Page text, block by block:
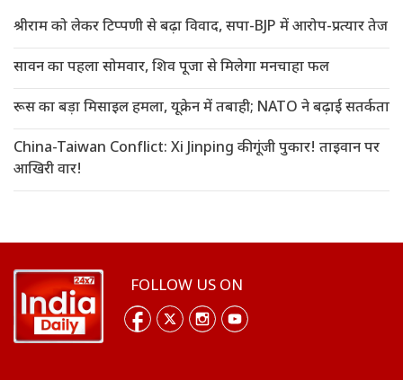
श्रीराम को लेकर टिप्पणी से बढ़ा विवाद, सपा-BJP में आरोप-प्रत्यार तेज
सावन का पहला सोमवार, शिव पूजा से मिलेगा मनचाहा फल
रूस का बड़ा मिसाइल हमला, यूक्रेन में तबाही; NATO ने बढ़ाई सतर्कता
China-Taiwan Conflict: Xi Jinping की गूंजी पुकार! ताइवान पर
आखिरी वार!
FOLLOW US ON